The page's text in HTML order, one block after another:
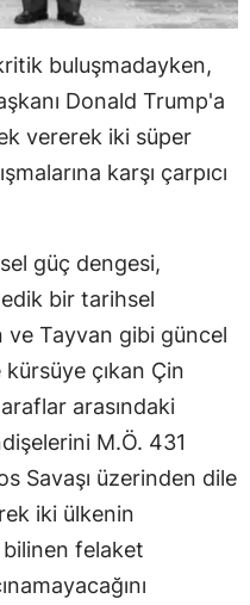
buluşmadayken,
Donald Trump'a
vererek iki süper
karşı çarpıcı
güç dengesi,
bir tarihsel
ve Tayvan gibi güncel
kürsüye çıkan Çin
arasındaki
M.Ö. 431
Savaşı üzerinden dile
iki ülkenin
felaket